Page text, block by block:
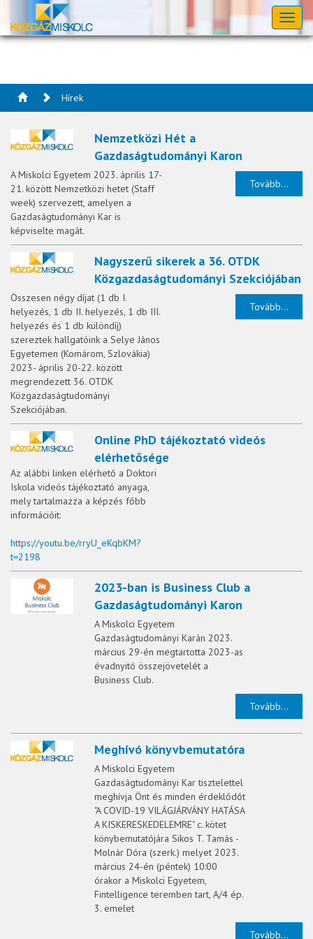
Hírek
Nemzetközi Hét a
Gazdaságtudományi Karon
A Miskolci Egyetem 2023. április 17-
21. között Nemzetközi hetet (Staff
week) szervezett, amelyen a
Gazdaságtudományi Kar is
képviselte magát.
Tovább...
Nagyszerű sikerek a 36. OTDK
Közgazdaságtudományi Szekciójában
Összesen négy díjat (1 db I.
helyezés, 1 db II. helyezés, 1 db III.
helyezés és 1 db különdíj)
szereztek hallgatóink a Selye János
Egyetemen (Komárom, Szlovákia)
2023- április 20-22. között
megrendezett 36. OTDK
Közgazdaságtudományi
Szekciójában.
Tovább...
Online PhD tájékoztató videós
elérhetősége
Az alábbi linken elérhető a Doktori
Iskola videós tájékoztató anyaga,
mely tartalmazza a képzés főbb
információit:
https://youtu.be/rryU_eKqbKM?
t=2198
2023-ban is Business Club a
Gazdaságtudományi Karon
A Miskolci Egyetem
Gazdaságtudományi Karán 2023.
március 29-én megtartotta 2023-as
évadnyitó összejövetelét a
Business Club.
Tovább...
Meghívó könyvbemutatóra
A Miskolci Egyetem
Gazdaságtudományi Kar tisztelettel
meghívja Önt és minden érdeklődőt
"A COVID-19 VILÁGJÁRVÁNY HATÁSA
A KISKERESKEDELEMRE" c. kötet
könybemutatójára Sikos T. Tamás -
Molnár Dóra (szerk.) melyet 2023.
március 24-én (péntek) 10:00
órakor a Miskolci Egyetem,
Fintelligence teremben tart, A/4 ép.
3. emelet
Tovább...